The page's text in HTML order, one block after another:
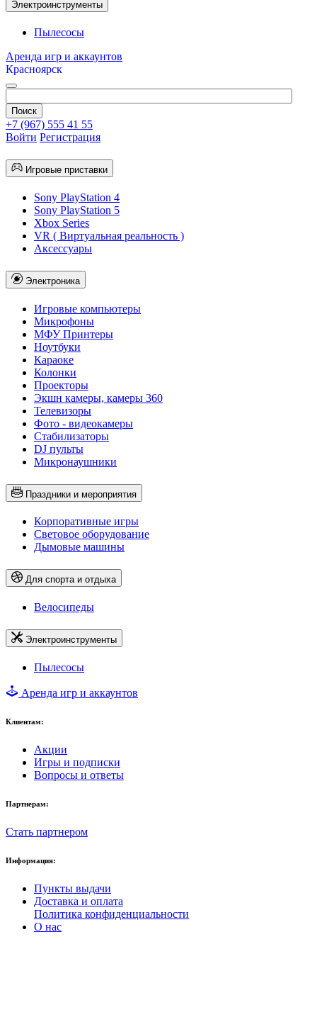
Электроинструменты
Пылесосы
Аренда игр и аккаунтов
Красноярск
+7 (967) 555 41 55
Войти Регистрация
Игровые приставки
Sony PlayStation 4
Sony PlayStation 5
Xbox Series
VR ( Виртуальная реальность )
Аксессуары
Электроника
Игровые компьютеры
Микрофоны
МФУ Принтеры
Ноутбуки
Караоке
Колонки
Проекторы
Экшн камеры, камеры 360
Телевизоры
Фото - видеокамеры
Стабилизаторы
DJ пульты
Микронаушники
Праздники и мероприятия
Корпоративные игры
Световое оборудование
Дымовые машины
Для спорта и отдыха
Велосипеды
Электроинструменты
Пылесосы
Аренда игр и аккаунтов
Клиентам:
Акции
Игры и подписки
Вопросы и ответы
Партнерам:
Стать партнером
Информация:
Пункты выдачи
Доставка и оплата
Политика конфиденциальности
О нас